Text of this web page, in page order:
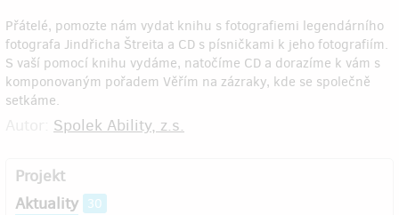
Přátelé, pomozte nám vydat knihu s fotografiemi legendárního
fotografa Jindřicha Štreita a CD s písničkami k jeho fotografiím.
S vaší pomocí knihu vydáme, natočíme CD a dorazíme k vám s
komponovaným pořadem Věřím na zázraky, kde se společně
setkáme.
Spolek Ability, z.s.
Projekt
Aktuality 30